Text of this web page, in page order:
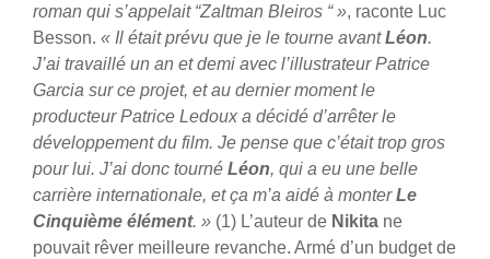
roman qui s’appelait “Zaltman Bleiros “ », raconte Luc
Besson. « Il était prévu que je le tourne avantLéon.
J’ai travaillé un an et demi avec l’illustrateur Patrice
Garcia sur ce projet, et au dernier moment le
producteur Patrice Ledoux a décidé d’arrêter le
développement du film. Je pense que c’était trop gros
pour lui. J’ai donc tourné Léon, qui a eu une belle
carrière internationale, et ça m’a aidé à monterLe
Cinquième élément. » (1) L’auteur de Nikita ne
pouvait rêver meilleure revanche. Armé d’un budget de